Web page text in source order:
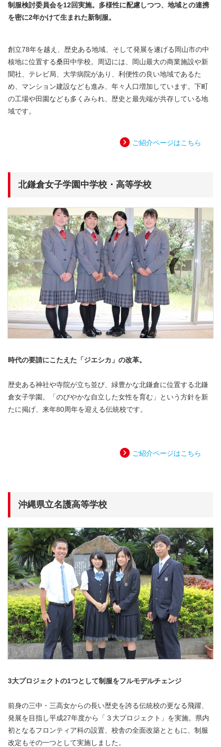
制服検討委員会を12回実施。多様性に配慮しつつ、地域との連携
を密に2年かけて生まれた新制服。
創立78年を越え、歴史ある地域、そして発展を遂げる岡山市の中
核地に位置する桑田中学校。周辺には、岡山最大の商業施設や新
聞社、テレビ局、大学病院があり、利便性の良い地域であるた
め、マンション建設なども進み、年々人口増加しています。下町
の工場や田園なども多くみられ、歴史と最先端が共存している地
域です。
ご紹介ページはこちら
北鎌倉女子学園中学校・高等学校
時代の要請にこたえた「ジエシカ」の改革。
歴史ある神社や寺院が立ち並び、緑豊かな北鎌倉に位置する北鎌
倉女子学園。「のびやかな自立した女性を育む」という方針を新
たに掲げ、来年80周年を迎える伝統校です。
ご紹介ページはこちら
沖縄県立名護高等学校
3大プロジェクトの1つとして制服をフルモデルチェンジ
前身の三中・三高女からの長い歴史を誇る伝統校の更なる飛躍、
発展を目指し平成27年度から「３大プロジェクト」を実施。県内
初となるフロンティア科の設置、校舎の全面改築とともに、制服
改定もその一つとして実施しました。